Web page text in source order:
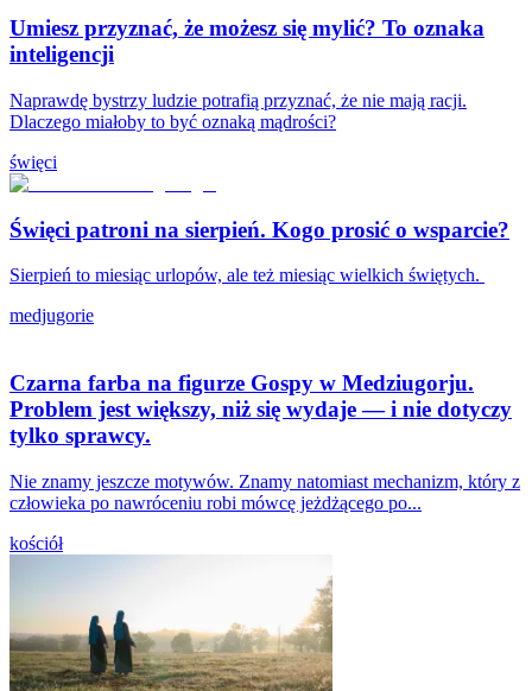
Umiesz przyznać, że możesz się mylić? To oznaka
inteligencji
Naprawdę bystrzy ludzie potrafią przyznać, że nie mają racji.
Dlaczego miałoby to być oznaką mądrości?
święci
Święci patroni na sierpień. Kogo prosić o wsparcie?
Sierpień to miesiąc urlopów, ale też miesiąc wielkich świętych.
medjugorie
Czarna farba na figurze Gospy w Medziugorju.
Problem jest większy, niż się wydaje — i nie dotyczy
tylko sprawcy.
Nie znamy jeszcze motywów. Znamy natomiast mechanizm, który z
człowieka po nawróceniu robi mówcę jeżdżącego po...
kościół